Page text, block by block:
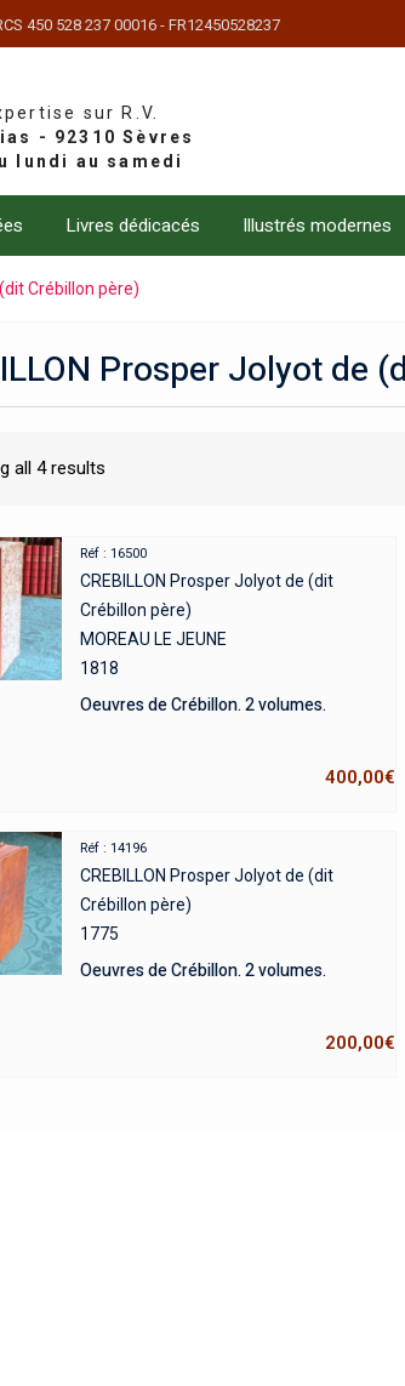
450 528 237 00016 - FR12450528237
sur R.V.
Livres dédicacés Illustrés modernes
Crébillon père)
Prosper Jolyot de
all 4 results
Réf : 16500
CREBILLON Prosper Jolyot de (dit
Crébillon père)
MOREAU LE JEUNE
1818
Oeuvres de Crébillon. 2 volumes.
400,00€
Réf : 14196
CREBILLON Prosper Jolyot de (dit
Crébillon père)
1775
Oeuvres de Crébillon. 2 volumes.
200,00€